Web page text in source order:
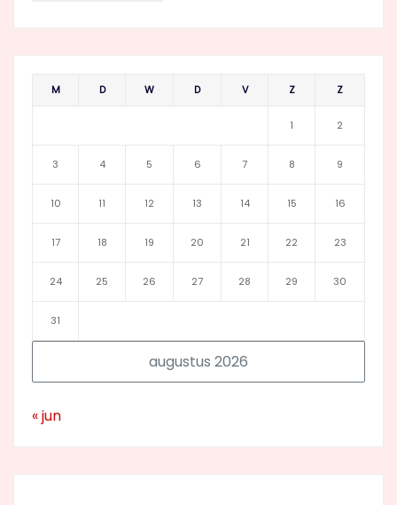
augustus 2026
M D W D V Z Z
1 2
3 4 5 6 7 8 9
10 11 12 13 14 15 16
17 18 19 20 21 22 23
24 25 26 27 28 29 30
31
« jun